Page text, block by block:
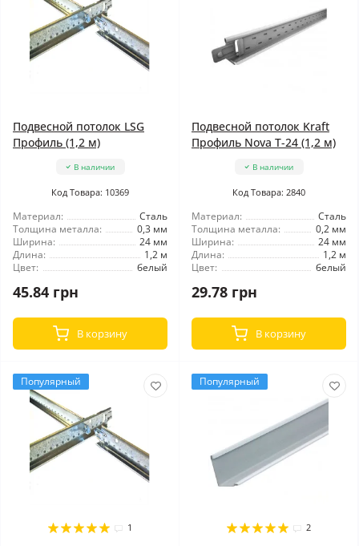
Подвесной потолок LSG
Профиль (1,2 м)
В наличии
Код Товара: 10369
Материал:
Сталь
Толщина металла:
0,3 мм
Ширина:
24 мм
Длина:
1,2 м
Цвет:
белый
45.84 грн
В корзину
Подвесной потолок Kraft
Профиль Nova Т-24 (1,2 м)
В наличии
Код Товара: 2840
Материал:
Сталь
Толщина металла:
0,2 мм
Ширина:
24 мм
Длина:
1,2 м
Цвет:
белый
29.78 грн
В корзину
Популярный
1
Популярный
2